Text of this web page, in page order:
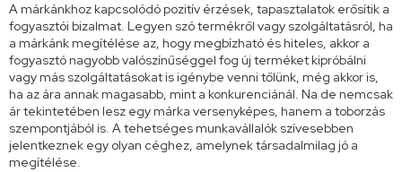
A márkánkhoz kapcsolódó pozitív érzések, tapasztalatok erősítik a
fogyasztói bizalmat. Legyen szó termékről vagy szolgáltatásról, ha
a márkánk megítélése az, hogy megbízható és hiteles, akkor a
fogyasztó nagyobb valószínűséggel fog új terméket kipróbálni
vagy más szolgáltatásokat is igénybe venni tőlünk, még akkor is,
ha az ára annak magasabb, mint a konkurenciánál. Na de nemcsak
ár tekintetében lesz egy márka versenyképes, hanem a toborzás
szempontjából is. A tehetséges munkavállalók szívesebben
jelentkeznek egy olyan céghez, amelynek társadalmilag jó a
megítélése.